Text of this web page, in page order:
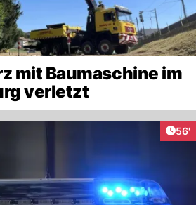
mit Baumaschine im
verletzt
56'